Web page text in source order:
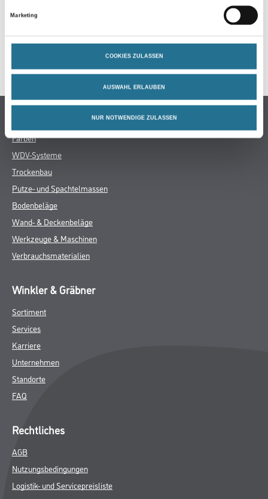
Marketing
COOKIES ZULASSEN
AUSWAHL ERLAUBEN
NUR NOTWENDIGE ZULASSEN
Farben
WDV-Systeme
Trockenbau
Putze- und Spachtelmassen
Bodenbeläge
Wand- & Deckenbeläge
Werkzeuge & Maschinen
Verbrauchsmaterialien
Winkler & Gräbner
Sortiment
Services
Karriere
Unternehmen
Standorte
FAQ
Rechtliches
AGB
Nutzungsbedingungen
Logistik- und Servicepreisliste